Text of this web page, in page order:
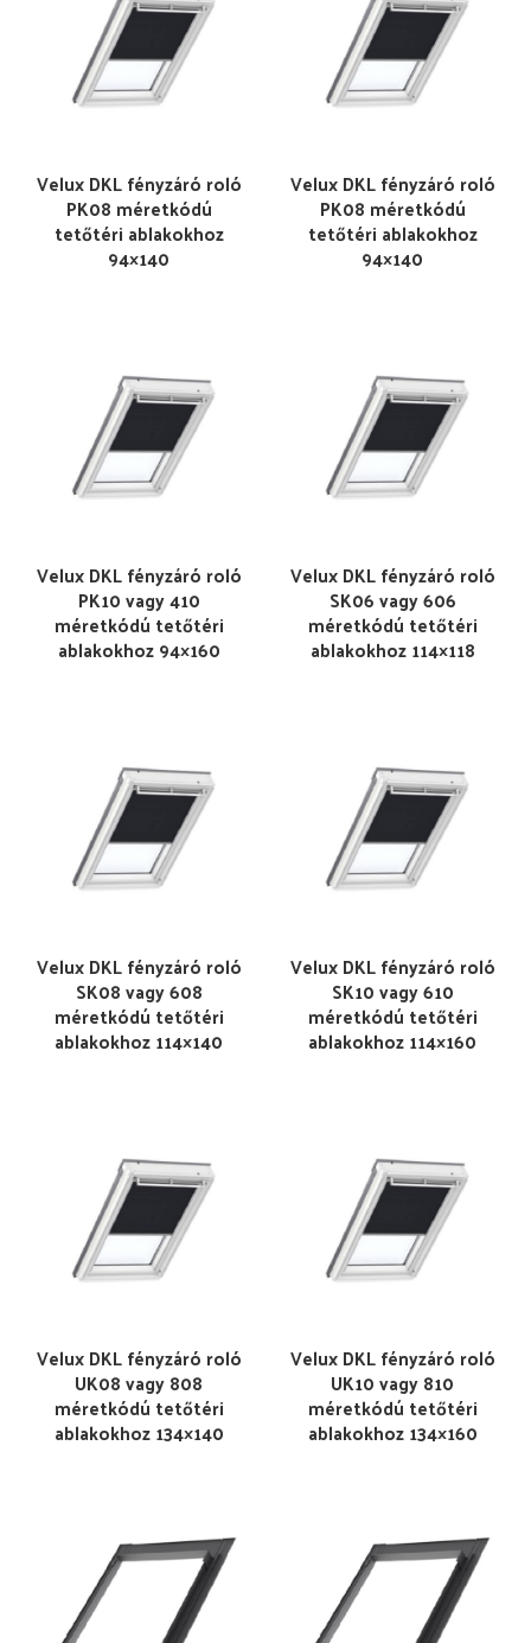
Velux DKL fényzáró roló
PK08 méretkódú
tetőtéri ablakokhoz
94×140
Velux DKL fényzáró roló
PK08 méretkódú
tetőtéri ablakokhoz
94×140
Velux DKL fényzáró roló
PK10 vagy 410
méretkódú tetőtéri
ablakokhoz 94×160
Velux DKL fényzáró roló
SK06 vagy 606
méretkódú tetőtéri
ablakokhoz 114×118
Velux DKL fényzáró roló
SK08 vagy 608
méretkódú tetőtéri
ablakokhoz 114×140
Velux DKL fényzáró roló
SK10 vagy 610
méretkódú tetőtéri
ablakokhoz 114×160
Velux DKL fényzáró roló
UK08 vagy 808
méretkódú tetőtéri
ablakokhoz 134×140
Velux DKL fényzáró roló
UK10 vagy 810
méretkódú tetőtéri
ablakokhoz 134×160